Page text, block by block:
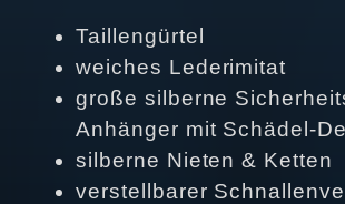
Taillengürtel
weiches Lederimitat
große silberne
Anhänger mit Schädel-
silberne Nieten & Ketten
verstellbarer